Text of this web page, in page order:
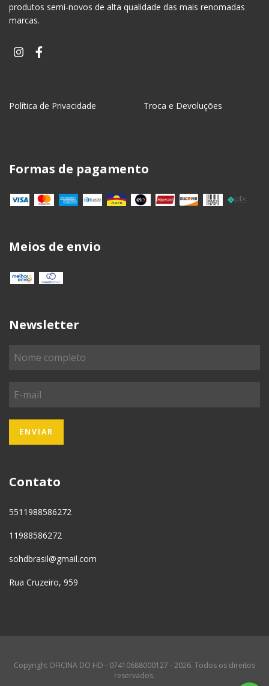
produtos semi-novos de alta qualidade das mais renomadas
marcas.
Política de Privacidade Troca e Devoluções
Formas de pagamento
Meios de envio
Newsletter
Contato
5511988586272
11988586272
sohdbrasil@gmail.com
Rua Cruzeiro, 959
Copyright OFICINA DO HD - 07410688000127 - 2026. Todos os direitos
reservados.